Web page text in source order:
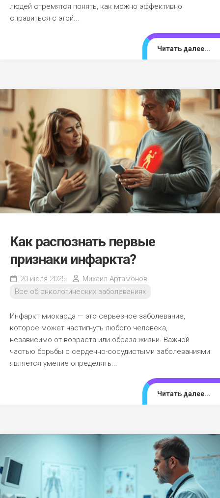
людей стремятся понять, как можно эффективно
справиться с этой...
Читать далее...
Как распознать первые
признаки инфаркта?
20 июля 2025
Михаил Артамонов
Все об онкологических заболеваниях
Инфаркт миокарда — это серьезное заболевание,
которое может настигнуть любого человека,
независимо от возраста или образа жизни. Важной
частью борьбы с сердечно-сосудистыми заболеваниями
является умение определять...
Читать далее...